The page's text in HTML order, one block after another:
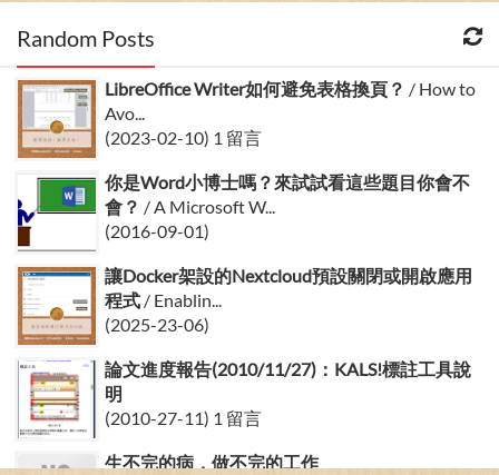
Random Posts
LibreOffice Writer如何避免表格換頁？ / How to
Avo...
(2023-02-10) 1 留言
你是Word小博士嗎？來試試看這些題目你會不
會？ / A Microsoft W...
(2016-09-01)
讓Docker架設的Nextcloud預設關閉或開啟應用
程式 / Enablin...
(2025-23-06)
論文進度報告(2010/11/27)：KALS!標註工具說
明
(2010-27-11) 1 留言
生不完的病，做不完的工作